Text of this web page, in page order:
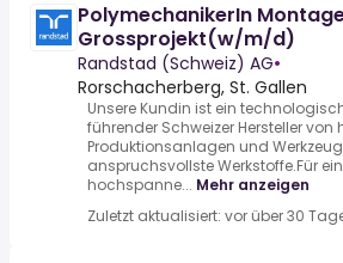
PolymechanikerIn
Grossprojekt(w/m/d)
Randstad (Schweiz) AG•
Rorschacherberg, St. Gallen
Unsere Kundin ist ein
führender Schweizer Hersteller von
Produktionsanlagen und
anspruchsvollste Werkstoffe.Für
hochspanne... Mehr anzeigen
Zuletzt aktualisiert: vor über 30